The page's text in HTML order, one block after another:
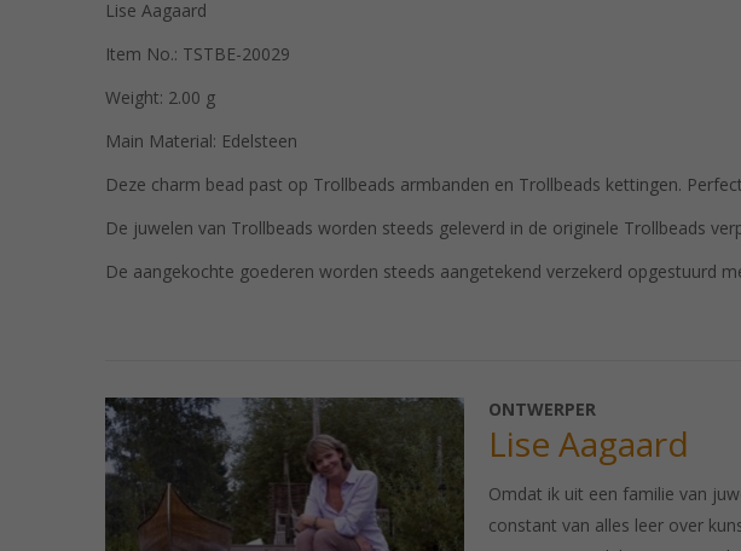
Lise Aagaard
Item No.: TSTBE-20029
Weight: 2.00 g
Main Material: Edelsteen
Deze charm bead past op Trollbeads armbanden en Trollbeads kettingen.
De juwelen van Trollbeads worden steeds geleverd in de originele Trollbeads
De aangekochte goederen worden steeds aangetekend verzekerd opgestuurd
ONTWERPER
Lise Aagaard
Omdat ik uit een familie van
constant van alles leer over